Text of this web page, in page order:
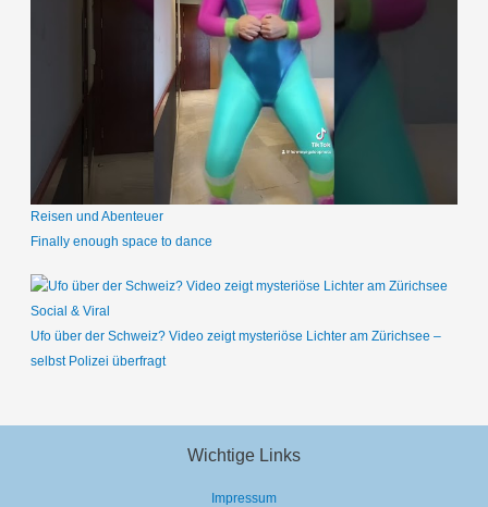
Reisen und Abenteuer
Finally enough space to dance
Social & Viral
Ufo über der Schweiz? Video zeigt mysteriöse Lichter am Zürichsee –
selbst Polizei überfragt
Wichtige Links
Impressum